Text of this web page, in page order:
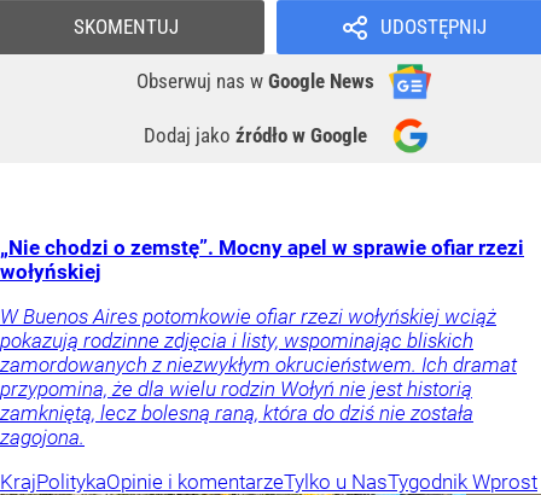
UDOSTĘPNIJ
Obserwuj nas w Google News
Dodaj jako źródło w Google
SKOMENTUJ
„Nie chodzi o zemstę”. Mocny apel w sprawie ofiar rzezi
wołyńskiej
W Buenos Aires potomkowie ofiar rzezi wołyńskiej wciąż
pokazują rodzinne zdjęcia i listy, wspominając bliskich
zamordowanych z niezwykłym okrucieństwem. Ich dramat
przypomina, że dla wielu rodzin Wołyń nie jest historią
zamkniętą, lecz bolesną raną, która do dziś nie została
zagojona.
KrajPolitykaOpinie i komentarzeTylko u NasTygodnik Wprost